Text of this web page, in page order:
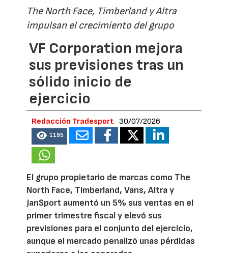
The North Face, Timberland y Altra
impulsan el crecimiento del grupo
VF Corporation mejora
sus previsiones tras un
sólido inicio de
ejercicio
Redacción Tradesport 30/07/2026
1195
El grupo propietario de marcas como The
North Face, Timberland, Vans, Altra y
JanSport aumentó un 5% sus ventas en el
primer trimestre fiscal y elevó sus
previsiones para el conjunto del ejercicio,
aunque el mercado penalizó unas pérdidas